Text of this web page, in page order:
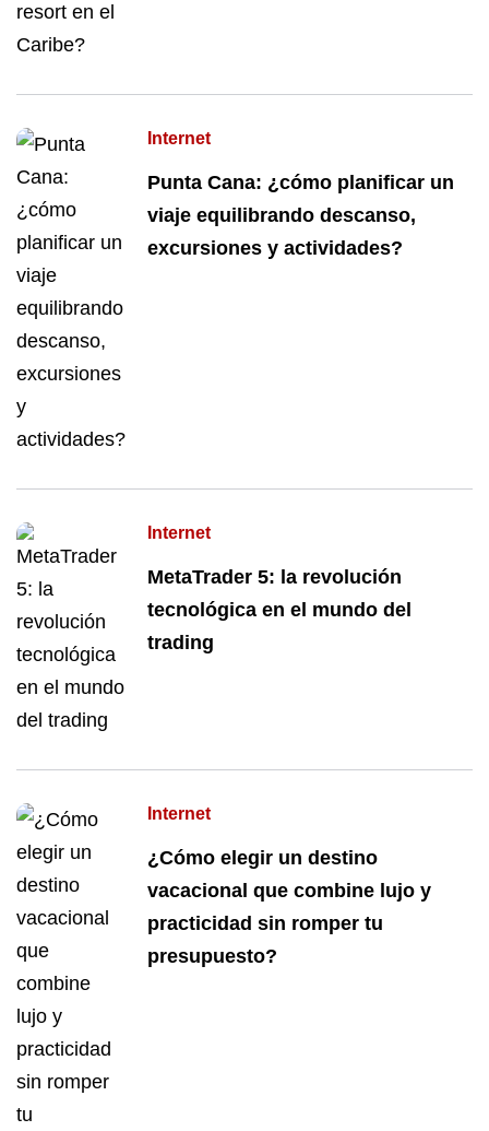
Internet
Punta Cana: ¿cómo planificar un
viaje equilibrando descanso,
excursiones y actividades?
Internet
MetaTrader 5: la revolución
tecnológica en el mundo del
trading
Internet
¿Cómo elegir un destino
vacacional que combine lujo y
practicidad sin romper tu
presupuesto?